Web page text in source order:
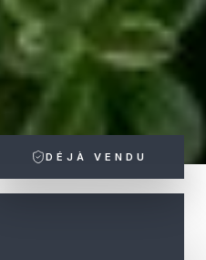
DÉJÀ VENDU